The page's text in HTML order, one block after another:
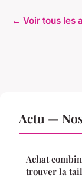
← Voir tous les
Actu —
Achat
trouver la